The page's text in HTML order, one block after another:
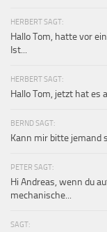
HERBERT SAGT:
Hallo Tom, hatte vor
Ist...
HERBERT SAGT:
Hallo Tom, jetzt hat es
BERND SAGT:
Kann mir bitte jemand
PETER SAGT:
Hi Andreas, wenn du
mechanische...
SAGT: